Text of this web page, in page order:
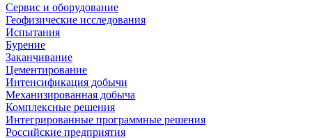
Сервис и оборудование
Геофизические исследования
Испытания
Бурение
Заканчивание
Цементирование
Интенсификация добычи
Механизированная добыча
Комплексные решения
Интегрированные программные решения
Российские предприятия